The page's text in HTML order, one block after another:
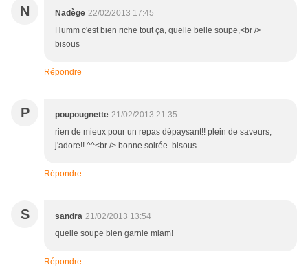
N Nadège 22/02/2013 17:45
Humm c'est bien riche tout ça, quelle belle soupe,<br />
bisous
Répondre
P poupougnette 21/02/2013 21:35
rien de mieux pour un repas dépaysant!! plein de saveurs,
j'adore!! ^^<br /> bonne soirée. bisous
Répondre
S sandra 21/02/2013 13:54
quelle soupe bien garnie miam!
Répondre